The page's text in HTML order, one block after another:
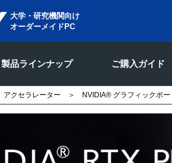
大学・研究機関向け
オーダーメイドPC
製品ラインナップ ご購入ガイド
アクセラレーター ＞ NVIDIA® グラフィックボー